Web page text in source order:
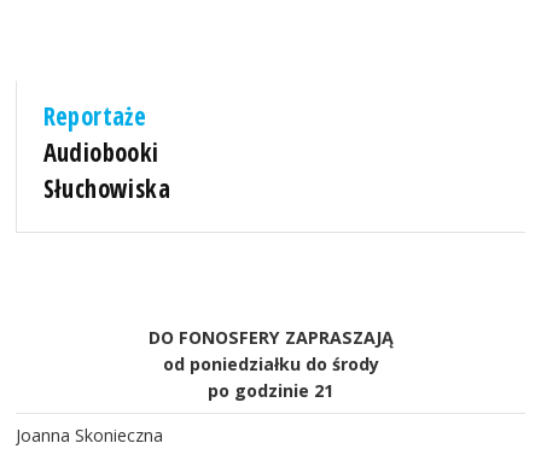
Reportaże
Audiobooki
Słuchowiska
DO FONOSFERY ZAPRASZAJĄ
od poniedziałku do środy
po godzinie 21
Joanna Skonieczna